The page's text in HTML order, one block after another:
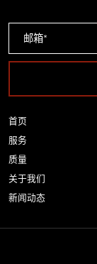
首页
服务
质量
关于我们
新闻动态